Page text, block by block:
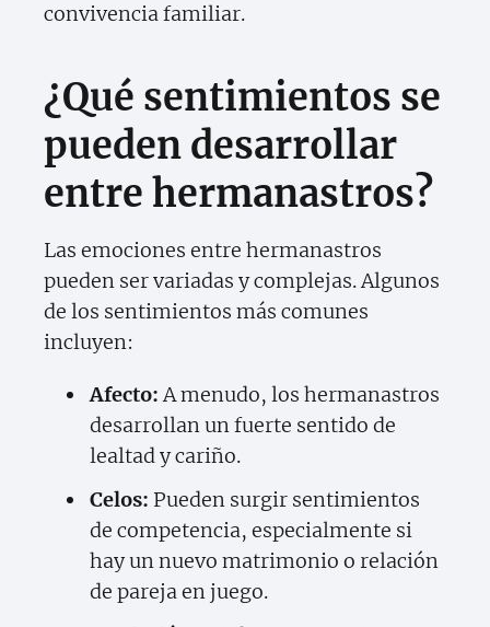
convivencia familiar.
¿Qué sentimientos se
pueden desarrollar
entre hermanastros?
Las emociones entre hermanastros
pueden ser variadas y complejas. Algunos
de los sentimientos más comunes
incluyen:
Afecto:A menudo, los hermanastros
desarrollan un fuerte sentido de
lealtad y cariño.
Celos: Pueden surgir sentimientos
de competencia, especialmente si
hay un nuevo matrimonio o relación
de pareja en juego.